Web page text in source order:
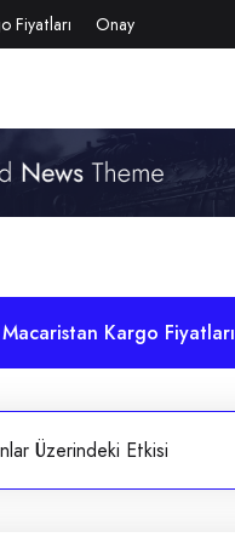
Fiyatları Onay
Macaristan Kargo Fiyatları
Üzerindeki Etkisi